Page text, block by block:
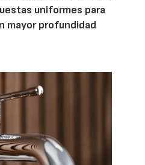
uniformes para
mayor profundidad